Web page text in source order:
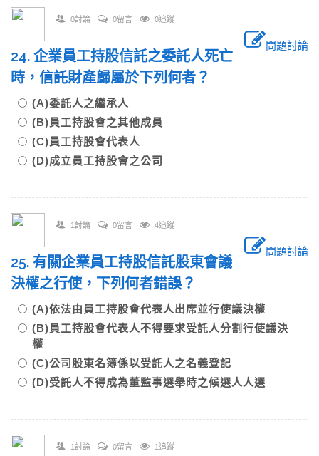
0討論 0留言 0追蹤
問題討論
24. 企業員工持股信託之委託人死亡
時，信託財產歸屬於下列何者？
(A)委託人之繼承人
(B)員工持股會之其他成員
(C)員工持股會代表人
(D)成立員工持股會之公司
1討論 0留言 4追蹤
問題討論
25. 有關企業員工持股信託股東會議
決權之行使，下列何者錯誤？
(A)依法由員工持股會代表人出席並行使議決權
(B)員工持股會代表人不得要求受託人分割行使議決
權
(C)公司股東名簿係以受託人之名義登記
(D)受託人不得成為董監事選舉時之候選人人選
1討論 0留言 1追蹤